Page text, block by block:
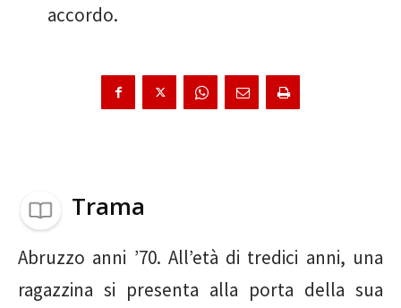
accordo.
Trama
Abruzzo anni ’70. All’età di tredici anni, una
ragazzina si presenta alla porta della sua